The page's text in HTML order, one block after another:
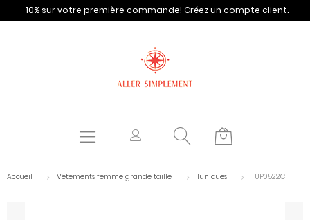
-10% sur votre première commande! Créez un compte client.
Accueil Vêtements femme grande taille Tuniques TUP0522C